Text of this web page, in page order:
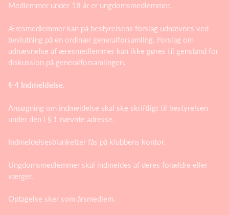
Medlemmer under 18 år er ungdomsmedlemmer.
Æresmedlemmer kan på bestyrelsens forslag udnævnes ved
beslutning på en ordinær generalforsamling. Forslag om
udnævnelse af æresmedlemmer kan ikke gøres til genstand for
diskussion på generalforsamlingen.
§ 4 Indmeldelse.
Ansøgning om indmeldelse skal ske skriftligt til bestyrelsen
under den i § 1 nævnte adresse.
Indmeldelsesblanketter fås på klubbens kontor.
Ungdomsmedlemmer skal indmeldes af deres forældre eller
værger.
Optagelse sker som årsmedlem.